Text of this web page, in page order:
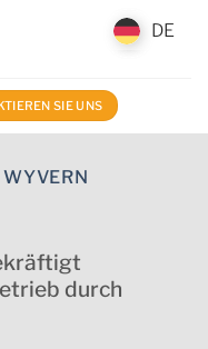
SIE UNS
WYVERN
durch
DE
DE